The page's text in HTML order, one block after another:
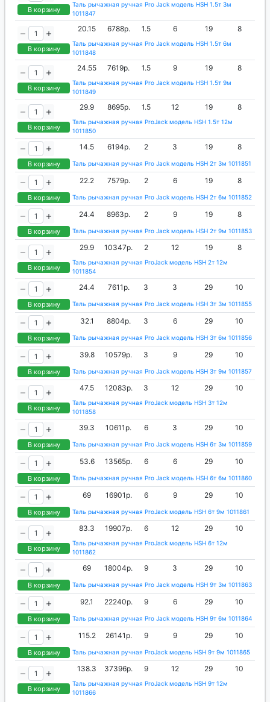
В корзину
Таль рычажная ручная Pro Jack модель HSH 1.5т 3м
1011847
В корзину
20.15 6788р. 1.5 6 19 8
Таль рычажная ручная Pro Jack модель HSH 1.5т 6м
1011848
В корзину
24.55 7619р. 1.5 9 19 8
Таль рычажная ручная Pro Jack модель HSH 1.5т 9м
1011849
В корзину
29.9 8695р. 1.5 12 19 8
Таль рычажная ручная ProJack модель HSH 1.5т 12м
1011850
В корзину
14.5 6194р. 2 3 19 8
Таль рычажная ручная Pro Jack модель HSH 2т 3м 1011851
В корзину
22.2 7579р. 2 6 19 8
Таль рычажная ручная Pro Jack модель HSH 2т 6м 1011852
В корзину
24.4 8963р. 2 9 19 8
Таль рычажная ручная Pro Jack модель HSH 2т 9м 1011853
В корзину
29.9 10347р. 2 12 19 8
Таль рычажная ручная ProJack модель HSH 2т 12м
1011854
В корзину
24.4 7611р. 3 3 29 10
Таль рычажная ручная Pro Jack модель HSH 3т 3м 1011855
В корзину
32.1 8804р. 3 6 29 10
Таль рычажная ручная Pro Jack модель HSH 3т 6м 1011856
В корзину
39.8 10579р. 3 9 29 10
Таль рычажная ручная Pro Jack модель HSH 3т 9м 1011857
В корзину
47.5 12083р. 3 12 29 10
Таль рычажная ручная ProJack модель HSH 3т 12м
1011858
В корзину
39.3 10611р. 6 3 29 10
Таль рычажная ручная Pro Jack модель HSH 6т 3м 1011859
В корзину
53.6 13565р. 6 6 29 10
Таль рычажная ручная Pro Jack модель HSH 6т 6м 1011860
В корзину
69 16901р. 6 9 29 10
Таль рычажная ручная ProJack модель HSH 6т 9м 1011861
В корзину
83.3 19907р. 6 12 29 10
Таль рычажная ручная ProJack модель HSH 6т 12м
1011862
В корзину
69 18004р. 9 3 29 10
Таль рычажная ручная Pro Jack модель HSH 9т 3м 1011863
В корзину
92.1 22240р. 9 6 29 10
Таль рычажная ручная Pro Jack модель HSH 9т 6м 1011864
В корзину
115.2 26141р. 9 9 29 10
Таль рычажная ручная ProJack модель HSH 9т 9м 1011865
В корзину
138.3 37396р. 9 12 29 10
Таль рычажная ручная ProJack модель HSH 9т 12м
1011866